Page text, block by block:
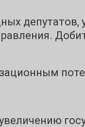
депутатов,